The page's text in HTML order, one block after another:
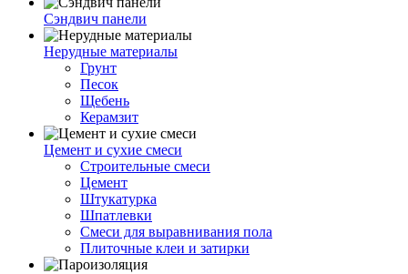
Сэндвич панели
Нерудные материалы
Грунт
Песок
Щебень
Керамзит
Цемент и сухие смеси
Строительные смеси
Цемент
Штукатурка
Шпатлевки
Смеси для выравнивания пола
Плиточные клеи и затирки